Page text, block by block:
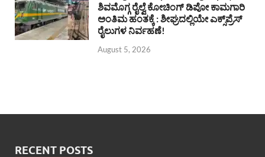
ಶಿವಮೊಗ್ಗ ರೈಲ್ವೆ ಕೋಚಿಂಗ್ ಡಿಪೋ ಕಾಮಗಾರಿ
ಅಂತಿಮ ಹಂತಕ್ಕೆ : ಶೀಘ್ರದಲ್ಲಿಯೇ ಎಕ್ಸ್‌ಪ್ರೆಸ್
ರೈಲುಗಳ ನಿರ್ವಹಣೆ!
August 5, 2026
RECENT POSTS